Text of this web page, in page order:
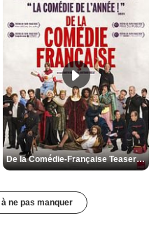
De la Comédie-Française Teaser VF
ne pas manquer